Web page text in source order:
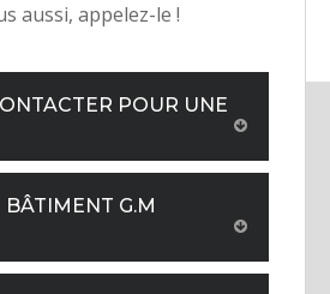
aussi, appelez-le !
POUR UNE
BÂTIMENT G.M